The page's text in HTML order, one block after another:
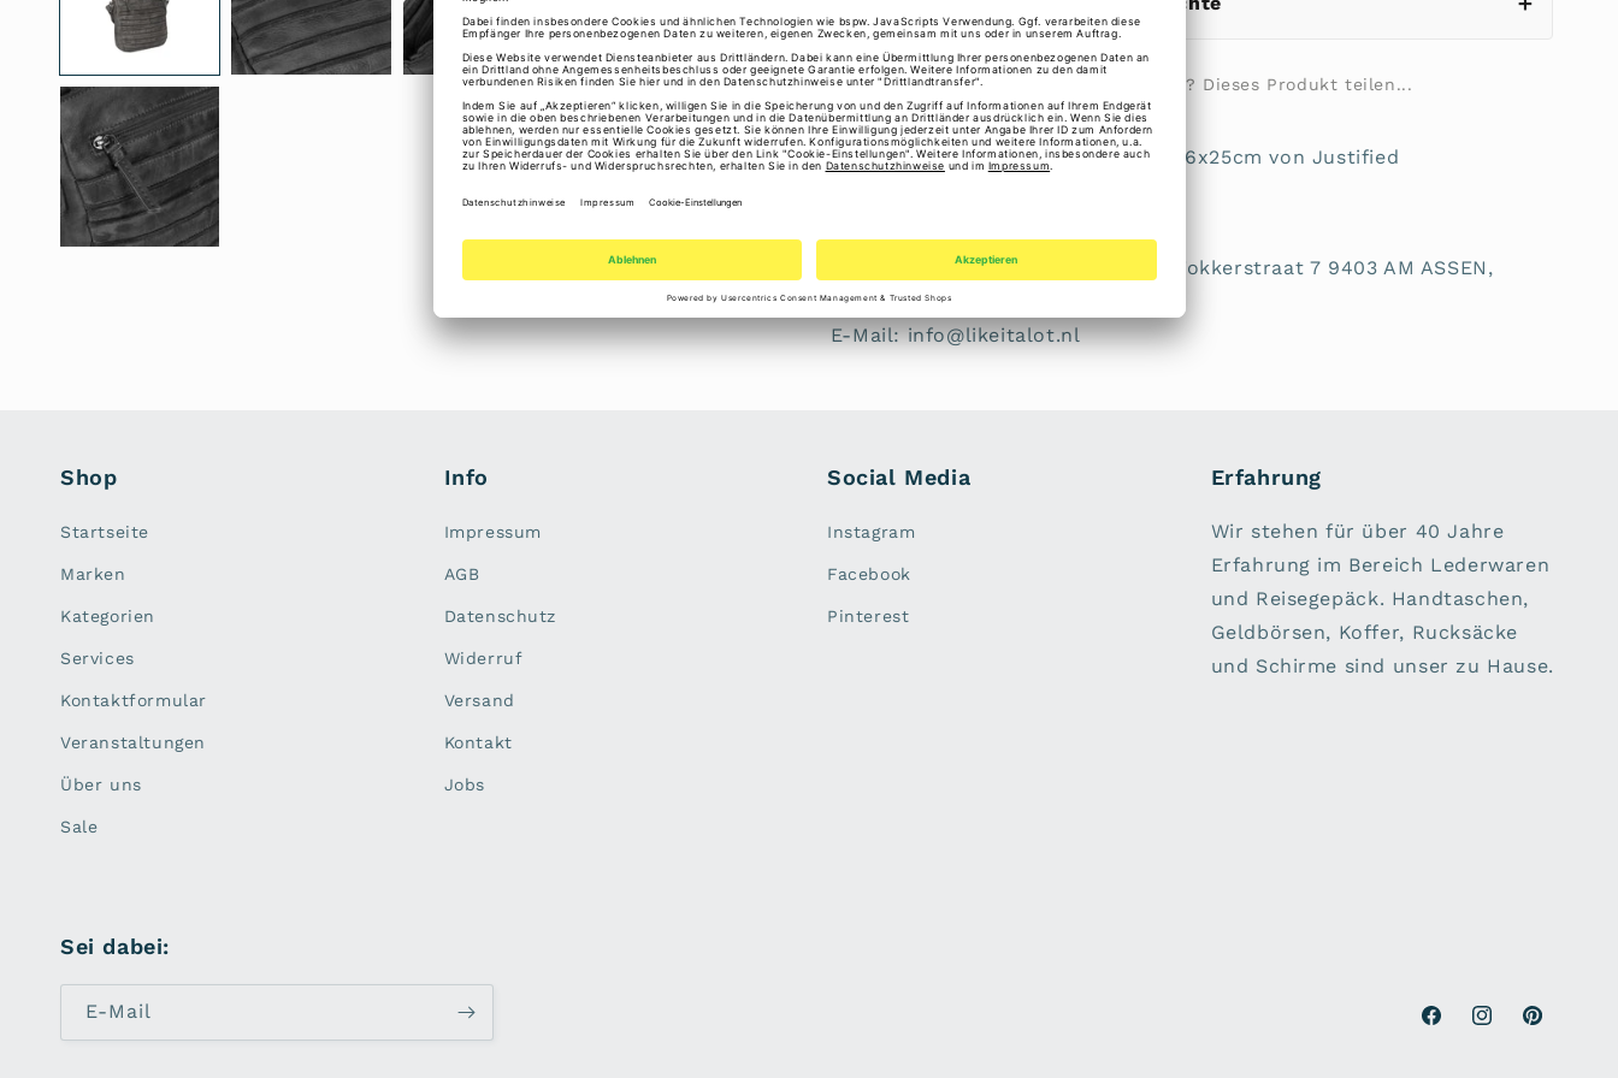
Erstmal Freunde oder Familie fragen? Dieses Produkt teilen...
"Batura" 12.1238 meduim topzip 23x6x25cm von Justified
Hersteller: Like it a Lot BV, A.H.G. Fokkerstraat 7 9403 AM ASSEN,
Niederlande
E-Mail: info@likeitalot.nl
Shop
Startseite
Marken
Kategorien
Services
Kontaktformular
Veranstaltungen
Über uns
Sale
Info
Impressum
AGB
Datenschutz
Widerruf
Versand
Kontakt
Jobs
Social Media
Instagram
Facebook
Pinterest
Erfahrung
Wir stehen für über 40 Jahre
Erfahrung im Bereich Lederwaren
und Reisegepäck. Handtaschen,
Geldbörsen, Koffer, Rucksäcke
und Schirme sind unser zu Hause.
Sei dabei:
E-Mail
FacebookInstagramPinterest